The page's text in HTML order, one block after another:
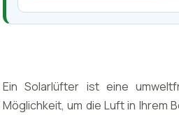
Ein Solarlüfter ist eine
Möglichkeit, um die Luft in Ihrem